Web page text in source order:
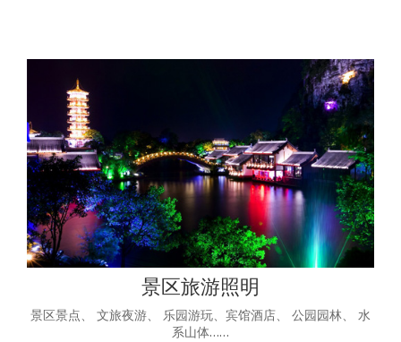
景区旅游照明
景区景点、 文旅夜游、 乐园游玩、宾馆酒店、 公园园林、 水
系山体……